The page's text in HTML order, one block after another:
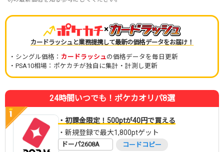
×
カードラッシュと業務提携して最新の価格データをお届け！
・シングル価格： カードラッシュの価格データを毎日更新
・PSA10相場：ポケカチが独自に集計・計測し更新
24時間いつでも！ポケカオリパ8選
・初課金限定！500ptが40円で買える
・新規登録で最大1,800ptゲット
ドーパ2608A コードコピー